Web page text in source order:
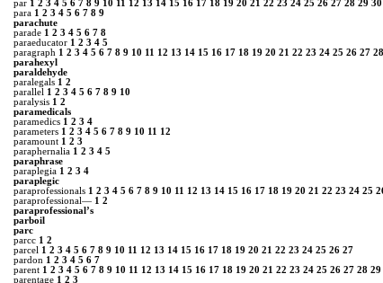
par 1 2 3 4 5 6 7 8 9 10 11 12 13 14 15 16 17 18 19 20 21 22 23 24 25 26 27 28 29 30
para 1 2 3 4 5 6 7 8 9
parachute
parade 1 2 3 4 5 6 7 8
paraeducator 1 2 3 4 5
paragraph 1 2 3 4 5 6 7 8 9 10 11 12 13 14 15 16 17 18 19 20 21 22 23 24 25 26 27 28
parahexyl
paraldehyde
paralegals 1 2
parallel 1 2 3 4 5 6 7 8 9 10
paralysis 1 2
paramedicals
paramedics 1 2 3 4
parameters 1 2 3 4 5 6 7 8 9 10 11
12
paramount 1 2 3
paraphernalia 1 2 3 4 5
paraphrase
paraplegia 1 2 3 4
paraplegic
paraprofessionals 1 2 3 4 5 6 7 8 9 10 11 12 13 14 15 16 17 18 19 20 21 22 23 24 25
paraprofessional— 1 2
paraprofessional’s
parboil
parc
parcc 1 2
parcel 1 2 3 4 5 6 7 8 9 10 11 12 13 14 15 16 17 18 19 20 21 22 23 24 25 26 27
pardon 1 2 3 4 5 6 7
parent 1 2 3 4 5 6 7 8 9 10 11 12 13 14 15 16 17 18 19 20 21 22 23 24 25 26 27 28 29
parentage 1 2 3